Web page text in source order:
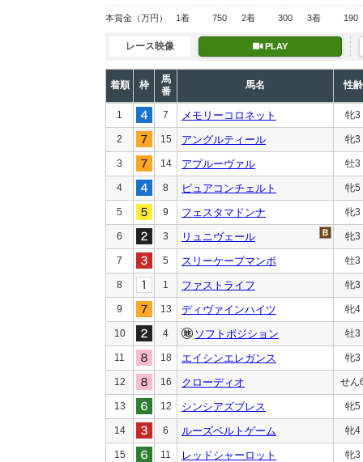
本賞金 （万円） 1着 750 2着 300 3着 190
レース映像 PLAY
着順 枠
馬
番
馬名 性齢
1 7 メモリーコロネット 牝3
2 15 アングルティール 牝3
3 14 アプルーヴァル 牡3
4 8 ピュアコンチェルト 牝5
5 9 フェスタマドンナ 牝3
6 3 リュニヴェール 牝3
7 5 スリーケープマンボ 牡3
8 1 ファストライフ 牝3
9 13 ディヴァインハイツ 牝4
10 4 ソフトポジション 牡3
11 18 エイシンエレガンス 牝3
12 16 クローディオ せん
13 12 シンシアズブレス 牝5
14 6 ルーズベルトゲーム 牝4
15 11 レッドシャーロット 牝3